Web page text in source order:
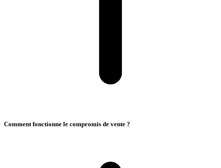
Comment fonctionne le compromis de vente ?